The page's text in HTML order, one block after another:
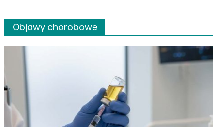
Objawy chorobowe